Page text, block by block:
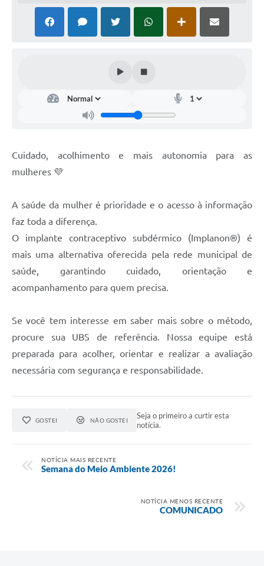
Cuidado, acolhimento e mais autonomia para as
mulheres 💜
A saúde da mulher é prioridade e o acesso à informação
faz toda a diferença.
O implante contraceptivo subdérmico (Implanon®️) é
mais uma alternativa oferecida pela rede municipal de
saúde, garantindo cuidado, orientação e
acompanhamento para quem precisa.
Se você tem interesse em saber mais sobre o método,
procure sua UBS de referência. Nossa equipe está
preparada para acolher, orientar e realizar a avaliação
necessária com segurança e responsabilidade.
GOSTEI NÃO GOSTEI
Seja o primeiro a curtir esta
notícia.
NOTÍCIA MAIS RECENTE
Semana do Meio Ambiente 2026!
NOTÍCIA MENOS RECENTE
COMUNICADO